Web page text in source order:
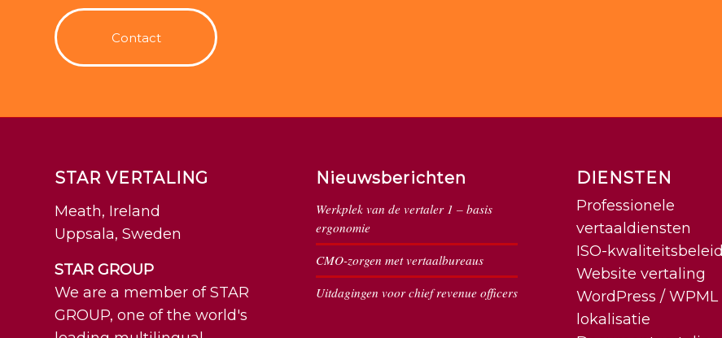
Contact
STAR VERTALING
Meath, Ireland
Uppsala, Sweden
STAR GROUP
We are a member of STAR
GROUP, one of the world's
Nieuwsberichten
Werkplek van de vertaler 1 – basis
ergonomie
CMO-zorgen met vertaalbureaus
Uitdagingen voor chief revenue officers
DIENSTEN
Professionele
vertaaldiensten
ISO-kwaliteitsbeleid
Website vertaling
WordPress / WPML
lokalisatie